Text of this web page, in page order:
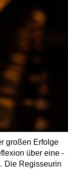
großen Erfolge
über eine
Die Regisseurin